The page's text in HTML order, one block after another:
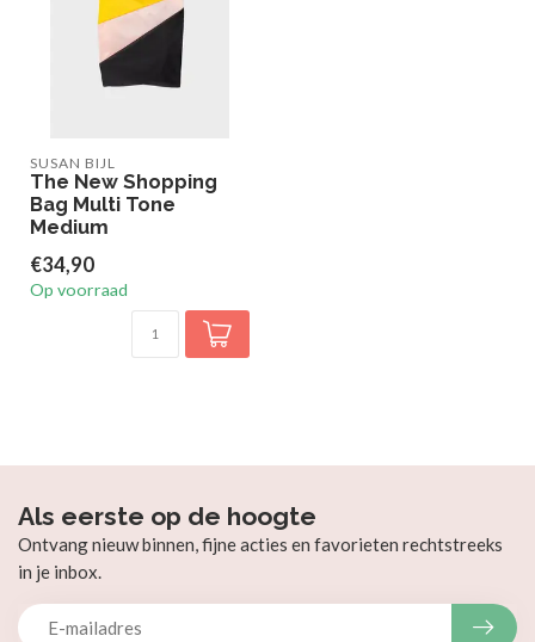
SUSAN BIJL
The New Shopping
Bag Multi Tone
Medium
€34,90
Op voorraad
Als eerste op de hoogte
Ontvang nieuw binnen, fijne acties en favorieten rechtstreeks
in je inbox.